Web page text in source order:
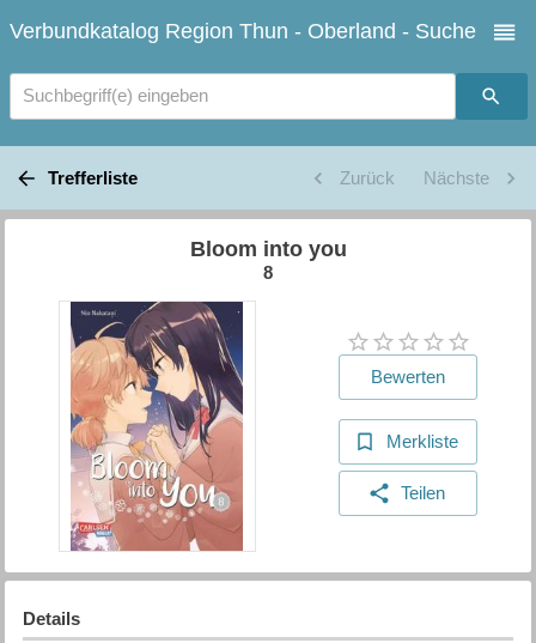
Verbundkatalog Region Thun - Oberland - Suche
Suchbegriff(e) eingeben
Trefferliste Zurück Nächste
Bloom into you
8
Bewerten
Merkliste
Teilen
Details